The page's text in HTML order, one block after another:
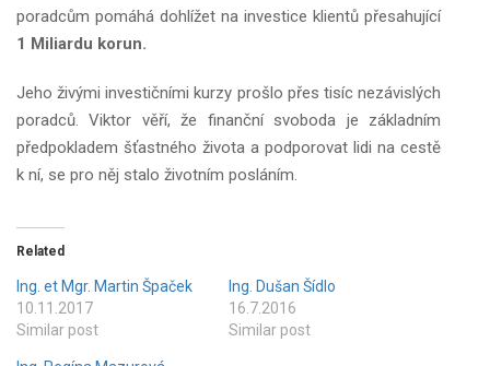
poradcům pomáhá dohlížet na investice klientů přesahující
1 Miliardu korun.
Jeho živými investičními kurzy prošlo přes tisíc nezávislých
poradců. Viktor věří, že finanční svoboda je základním
předpokladem šťastného života a podporovat lidi na cestě
k ní, se pro něj stalo životním posláním.
Related
Ing. et Mgr. Martin Špaček
10.11.2017
Similar post
Ing. Dušan Šídlo
16.7.2016
Similar post